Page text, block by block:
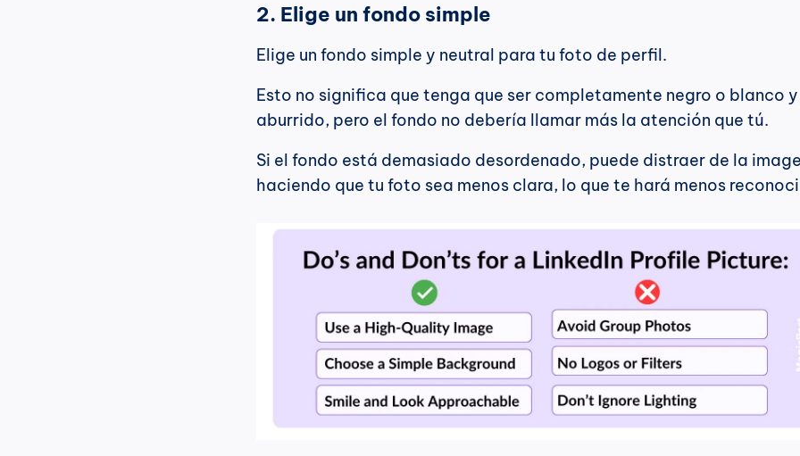
2. Elige un fondo simple
Elige un fondo simple y neutral para tu foto de perfil.
Esto no significa que tenga que ser completamente negro o blanco y
aburrido, pero el fondo no debería llamar más la atención que tú.
Si el fondo está demasiado desordenado, puede distraer de la
haciendo que tu foto sea menos clara, lo que te hará menos